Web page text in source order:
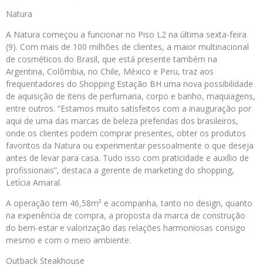
Natura
A Natura começou a funcionar no Piso L2 na última sexta-feira
(9). Com mais de 100 milhões de clientes, a maior multinacional
de cosméticos do Brasil, que está presente também na
Argentina, Colômbia, no Chile, México e Peru, traz aos
frequentadores do Shopping Estação BH uma nova possibilidade
de aquisição de itens de perfumaria, corpo e banho, maquiagens,
entre outros. “Estamos muito satisfeitos com a inauguração por
aqui de uma das marcas de beleza preferidas dos brasileiros,
onde os clientes podem comprar presentes, obter os produtos
favoritos da Natura ou experimentar pessoalmente o que deseja
antes de levar para casa. Tudo isso com praticidade e auxílio de
profissionais”, destaca a gerente de marketing do shopping,
Letícia Amaral.
A operação tem 46,58m² e acompanha, tanto no design, quanto
na experiência de compra, a proposta da marca de construção
do bem-estar e valorização das relações harmoniosas consigo
mesmo e com o meio ambiente.
Outback Steakhouse